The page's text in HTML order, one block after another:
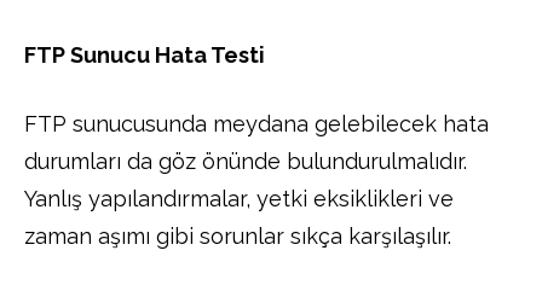
FTP Sunucu Hata Testi
FTP sunucusunda meydana gelebilecek hata
durumları da göz önünde bulundurulmalıdır.
Yanlış yapılandırmalar, yetki eksiklikleri ve
zaman aşımı gibi sorunlar sıkça karşılaşılır.